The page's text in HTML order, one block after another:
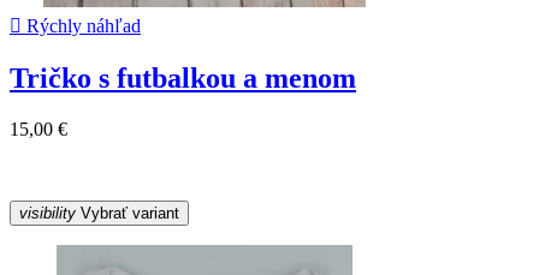
 Rýchly náhľad
Tričko s futbalkou a menom
15,00 €
visibility Vybrať variant